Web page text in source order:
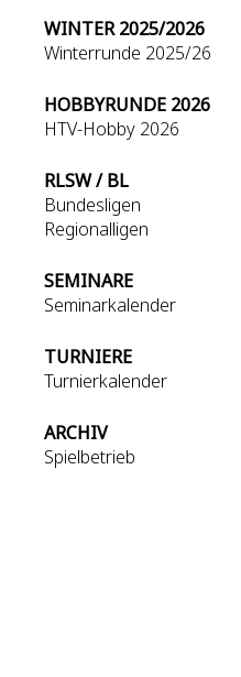
WINTER 2025/2026
Winterrunde 2025/26
HOBBYRUNDE 2026
HTV-Hobby 2026
RLSW / BL
Bundesligen
Regionalligen
SEMINARE
Seminarkalender
TURNIERE
Turnierkalender
ARCHIV
Spielbetrieb